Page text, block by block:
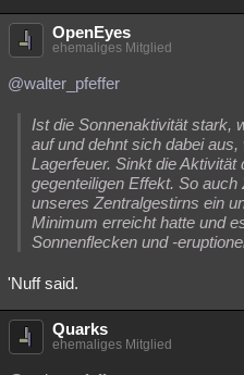
OpenEyes
ehemaliges Mitglied
@walter_pfeffer
Ist die Sonnenaktivität stark,
auf und dehnt sich dabei
Lagerfeuer. Sinkt die
gegenteiligen Effekt. So
unseres Zentralgestirns ein
Minimum erreicht hatte und
Sonnenflecken und -
'Nuff said.
Quarks
ehemaliges Mitglied